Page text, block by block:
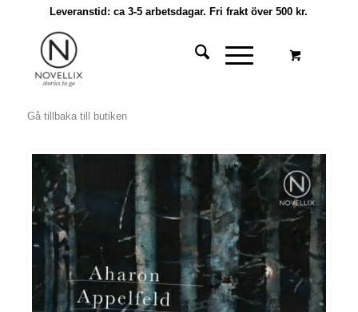
Leveranstid: ca 3-5 arbetsdagar. Fri frakt över 500 kr.
Gå tillbaka till butiken